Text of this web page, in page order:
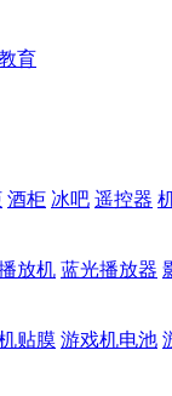
育
酒柜 冰吧 遥控器
放机 蓝光播放器
贴膜 游戏机电池